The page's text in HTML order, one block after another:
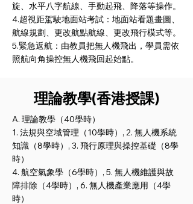
旋、水平八字航線、手動起飛、降落等操作。
4.超視距駕駛地面站考試：地面站看題畫圖、
航線規劃、更改航點航線、更改飛行模式等。
5.緊急返航：由教員把無人機飛出，學員需依
照航向角操控無人機飛回起始點。
理論教學(香港授課)
A. 理論教學（40學時）
1. 法規與空域管理（10學時）, 2. 無人機系統
知識（8學時）, 3. 飛行原理與操控基礎（8學
時）
4. 航空氣象學（6學時）, 5. 無人機維護與故
障排除（4學時）, 6. 無人機產業應用（4學
時）